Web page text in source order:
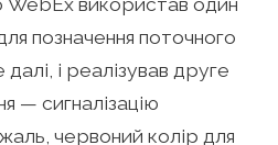
позначення поточного
і реалізував друге
— сигналізацію
червоний колір для